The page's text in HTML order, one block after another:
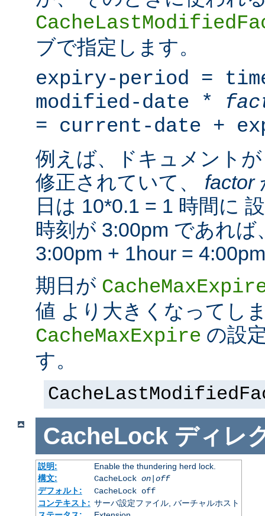
ブで指定します。
expiry-period =
modified-date *
= current-date +
例えば、ドキュメント
修正されていて、 factor
日は 10*0.1 = 1 時間に
時刻が 3:00pm であれ
3:00pm + 1hour =
期日が
値 より大きくなってし
CacheMaxExpire の設
す。
CacheLock ディレ
説明:
Enable the thundering herd lock.
構文:
CacheLock on|off
デフォルト:
CacheLock off
コンテキスト: サーバ設定ファイル, バーチャルホスト